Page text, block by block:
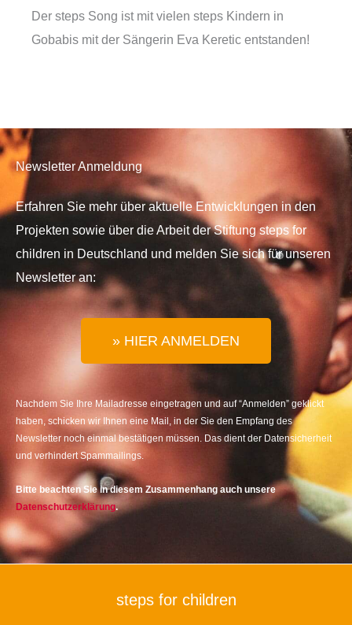
Der steps Song ist mit vielen steps Kindern in
Gobabis mit der Sängerin Eva Keretic entstanden!
Newsletter Anmeldung
Erfahren Sie mehr über aktuelle Entwicklungen in den
Projekten sowie über die Arbeit der Stiftung steps for
children in Deutschland und melden Sie sich für unseren
Newsletter an:
» HIER ANMELDEN
Nachdem Sie Ihre Mailadresse eingetragen und auf “Anmelden” geklickt
haben, schicken wir Ihnen eine Mail, in der Sie den Empfang des
Newsletter noch einmal bestätigen müssen. Das dient der Datensicherheit
und verhindert Spammailings.
Bitte beachten Sie in diesem Zusammenhang auch unsere
Datenschutzerklärung.
steps for children